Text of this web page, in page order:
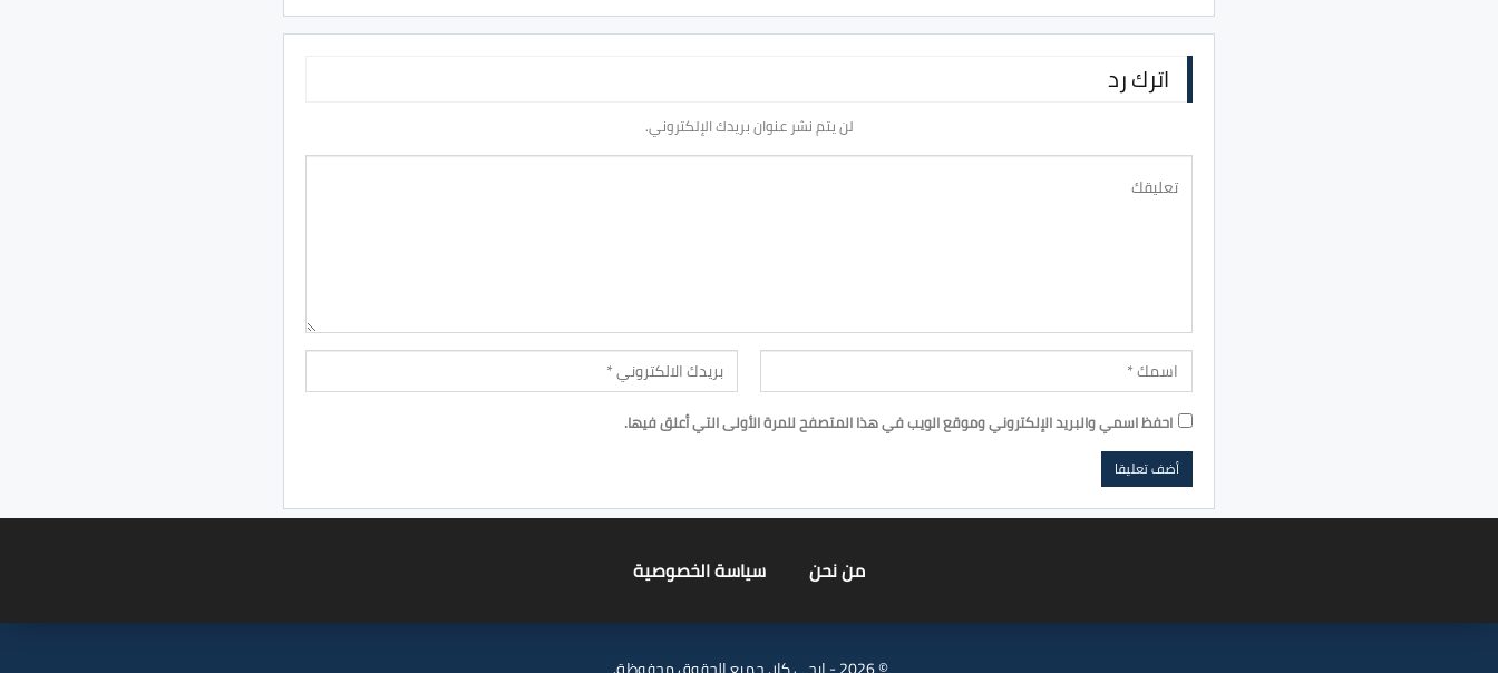
اترك رد
لن يتم نشر عنوان بريدك الإلكتروني.
احفظ اسمي والبريد الإلكتروني وموقع الويب في هذا المتصفح للمرة الأولى التي أعلق فيها.
من نحن سياسة الخصوصية